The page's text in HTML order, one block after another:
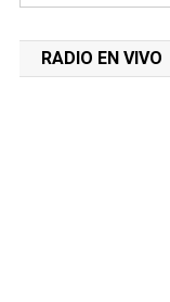
RADIO EN VIVO